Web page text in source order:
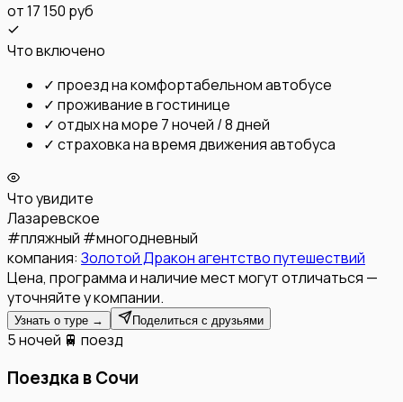
от17 150 руб
Что включено
✓ проезд на комфортабельном автобусе
✓ проживание в гостинице
✓ отдых на море 7 ночей / 8 дней
✓ страховка на время движения автобуса
Что увидите
Лазаревское
#пляжный #многодневный
компания: Золотой Дракон агентство путешествий
Цена, программа и наличие мест могут отличаться —
уточняйте у компании.
Узнать о туре → Поделиться с друзьями
5 ночей 🚆 поезд
Поездка в Сочи